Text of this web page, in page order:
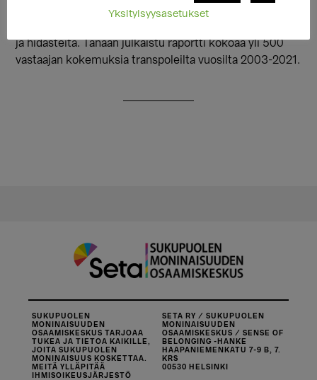
ja hidasteita. Tänään julkaistu raportti kokoaa yli 500
vastaajan kokemuksia transpoleilta vuosilta 2003-2021.
SUKUPUOLEN
MONINAISUUDEN
OSAAMISKESKUS TARJOAA
TUKEA JA TIETOA KAIKILLE,
JOITA SUKUPUOLEN
MONINAISUUS KOSKETTAA.
MEITÄ YLLÄPITÄÄ
IHMISOIKEUSJÄRJESTÖ
SETA RY / SUKUPUOLEN
MONINAISUUDEN
OSAAMISKESKUS / SENSE OF
BELONGING -HANKE
HAAPANIEMENKATU 7-9 B, 7.
KRS
00530 HELSINKI
Yksityisyysasetukset